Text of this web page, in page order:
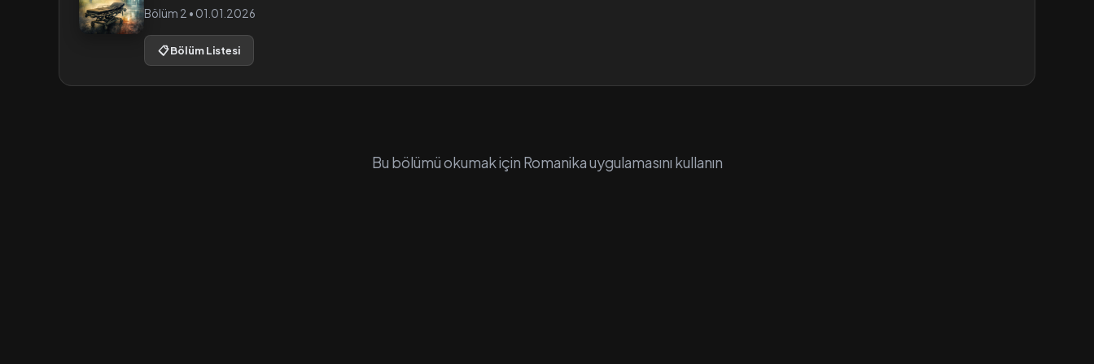
Bölüm 2 • 01.01.2026
📋 Bölüm Listesi
Bu bölümü okumak için Romanika uygulamasını kullanın